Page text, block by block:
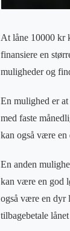
At låne 10000 kr
finansiere en
muligheder og
En mulighed er
med faste
kan også være en
En anden
kan være en god
også være en dyr
tilbagebetale